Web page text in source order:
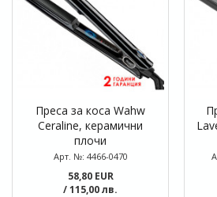
Преса за коса Wahw
Ceraline, керамични
плочи
Арт. №: 4466-0470
58,80 EUR
/ 115,00 лв.